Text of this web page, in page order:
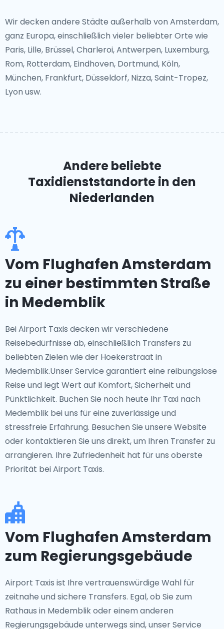
Wir decken andere Städte außerhalb von Amsterdam,
ganz Europa, einschließlich vieler beliebter Orte wie
Paris, Lille, Brüssel, Charleroi, Antwerpen, Luxemburg,
Rom, Rotterdam, Eindhoven, Dortmund, Köln,
München, Frankfurt, Düsseldorf, Nizza, Saint-Tropez,
Lyon usw.
Andere beliebte
Taxidienststandortein den
Niederlanden
Vom Flughafen Amsterdam
zu einer bestimmten Straße
in Medemblik
Bei Airport Taxis decken wir verschiedene
Reisebedürfnisse ab, einschließlich Transfers zu
beliebten Zielen wie der Hoekerstraat in
Medemblik.Unser Service garantiert eine reibungslose
Reise und legt Wert auf Komfort, Sicherheit und
Pünktlichkeit. Buchen Sie noch heute Ihr Taxi nach
Medemblik bei uns für eine zuverlässige und
stressfreie Erfahrung. Besuchen Sie unsere Website
oder kontaktieren Sie uns direkt, um Ihren Transfer zu
arrangieren. Ihre Zufriedenheit hat für uns oberste
Priorität bei Airport Taxis.
Vom Flughafen Amsterdam
zum Regierungsgebäude
Airport Taxis ist Ihre vertrauenswürdige Wahl für
zeitnahe und sichere Transfers. Egal, ob Sie zum
Rathaus in Medemblik oder einem anderen
Regierungsgebäude unterwegs sind, unser Service